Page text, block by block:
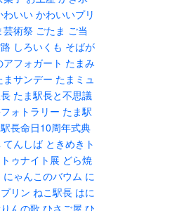
わいい かわいいプリ
芸術祭 ごたま ご当
しろいくも そばが
アフォガート たまみ
まサンデー たまミュ
たま駅長と不思議
ォトラリー たま駅
長命日10周年式典
てんしば ときめきト
ゥナイト展 どら焼
にゃんこのバウム に
リン ねこ駅長 はに
んの歌 ひさご屋 ひ